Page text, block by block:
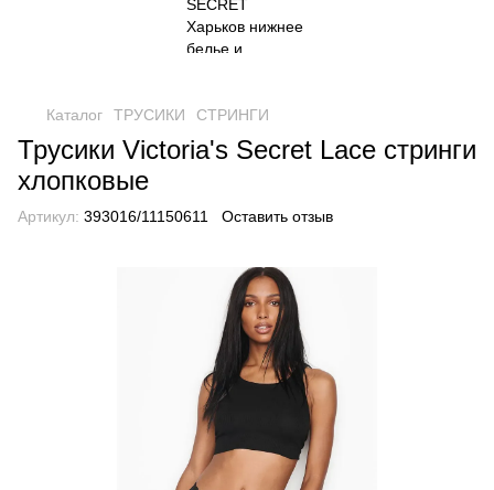
Каталог ТРУСИКИ СТРИНГИ
Трусики Victoria's Secret Lace стринги
хлопковые
Артикул: 393016/11150611 Оставить отзыв